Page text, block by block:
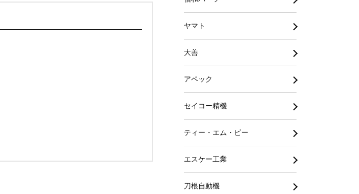
ヤマト
大善
アペック
セイコー精機
ティー・エム・ピー
エスケー工業
刀根自動機